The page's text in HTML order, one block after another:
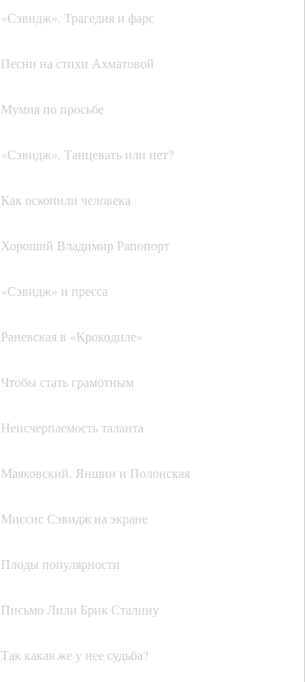
«Сэвидж». Трагедия и фарс
Песни на стихи Ахматовой
Мумия по просьбе
«Сэвидж». Танцевать или нет?
Как оскопили человека
Хороший Владимир Рапопорт
«Сэвидж» и пресса
Раневская в «Крокодиле»
Чтобы стать грамотным
Неисчерпаемость таланта
Маяковский. Яншин и Полонская
Миссис Сэвидж на экране
Плоды популярности
Письмо Лили Брик Сталину
Так какая же у нее судьба?